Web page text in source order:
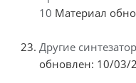
10 Материал
Другие
обновлен: 10/03/